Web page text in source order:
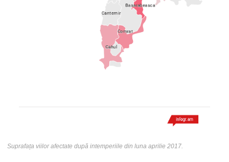
Suprafața viilor afectate după intemperiile din luna aprilie 2017.